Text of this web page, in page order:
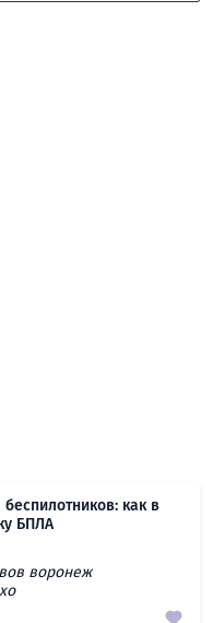
как в
БПЛА
воронеж